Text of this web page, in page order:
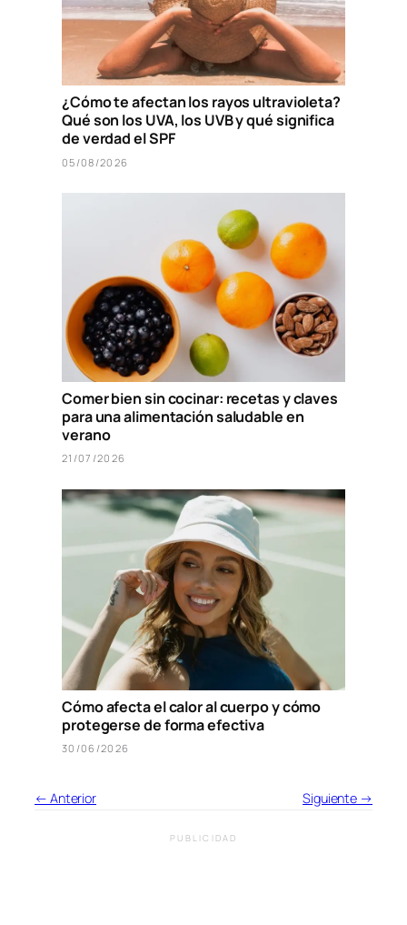
¿Cómo te afectan los rayos ultravioleta?
Qué son los UVA, los UVB y qué significa
de verdad el SPF
05/08/2026
Comer bien sin cocinar: recetas y claves
para una alimentación saludable en
verano
21/07/2026
Cómo afecta el calor al cuerpo y cómo
protegerse de forma efectiva
30/06/2026
← Anterior Siguiente →
PUBLICIDAD